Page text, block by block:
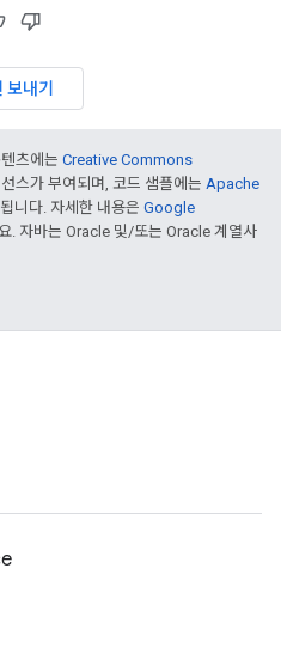
보내기
츠에는 Creative Commons
스가 부여되며, 코드 샘플에는 Apache
니다. 자세한 내용은 Google
. 자바는 Oracle 및/또는 Oracle 계열사